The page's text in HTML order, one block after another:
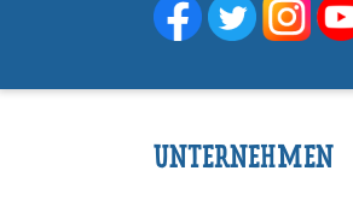
UNTERNEHMEN